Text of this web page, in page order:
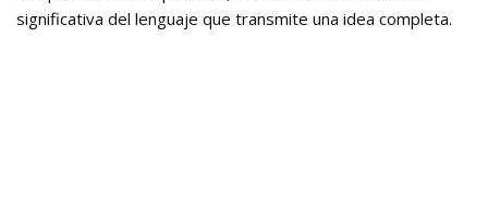
significativa del lenguaje que transmite una idea completa.